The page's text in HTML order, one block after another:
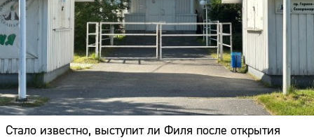
Стало известно, выступит ли Филя после открытия